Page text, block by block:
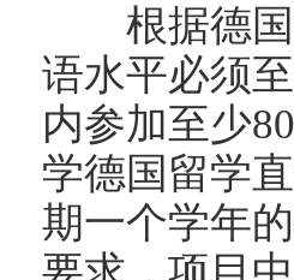
根据德国
语水平必须
内参加至少
学德国留学
期一个学年